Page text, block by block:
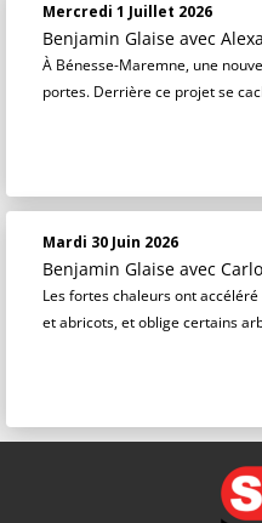
Mercredi 1 Juillet 2026
Benjamin Glaise avec
À Bénesse-Maremne, une
portes. Derrière ce projet se
Mardi 30 Juin 2026
Benjamin Glaise avec
Les fortes chaleurs ont
et abricots, et oblige certains